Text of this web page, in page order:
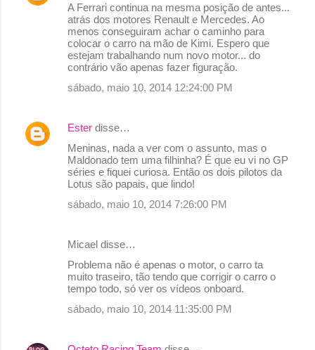
á
A Ferrari continua na mesma posição de antes...
atrás dos motores Renault e Mercedes. Ao
menos conseguiram achar o caminho para
colocar o carro na mão de Kimi. Espero que
estejam trabalhando num novo motor... do
contrário vão apenas fazer figuração.
sábado, maio 10, 2014 12:24:00 PM
Ester disse…
Meninas, nada a ver com o assunto, mas o
Maldonado tem uma filhinha? É que eu vi no GP
séries e fiquei curiosa. Então os dois pilotos da
Lotus são papais, que lindo!
sábado, maio 10, 2014 7:26:00 PM
Micael disse…
Problema não é apenas o motor, o carro ta
muito traseiro, tão tendo que corrigir o carro o
tempo todo, só ver os vídeos onboard.
sábado, maio 10, 2014 11:35:00 PM